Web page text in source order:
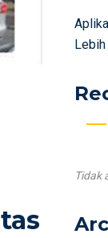
Lebih
Tidak